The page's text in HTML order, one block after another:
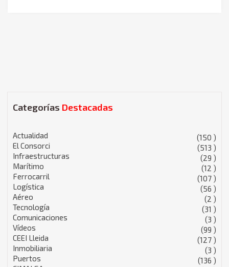
Categorías Destacadas
Actualidad
(150 )
El Consorci
(513 )
Infraestructuras
(29 )
Marítimo
(12 )
Ferrocarril
(107 )
Logística
(56 )
Aéreo
(2 )
Tecnología
(31 )
Comunicaciones
(3 )
Vídeos
(99 )
CEEI Lleida
(127 )
Inmobiliaria
(3 )
Puertos
(136 )